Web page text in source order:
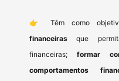
👉 Têm como
financeiras que
financeiras; formar
comportamentos